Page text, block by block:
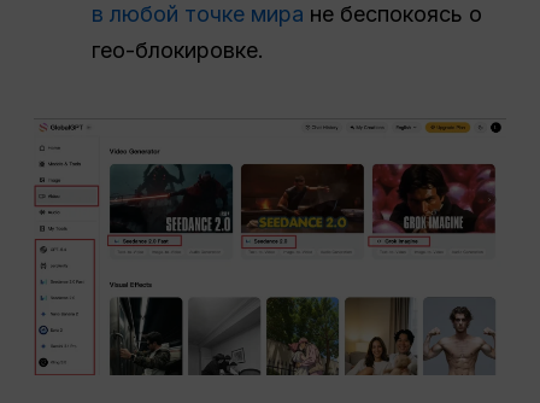
в любой точке мира не беспокоясь о
гео-блокировке.